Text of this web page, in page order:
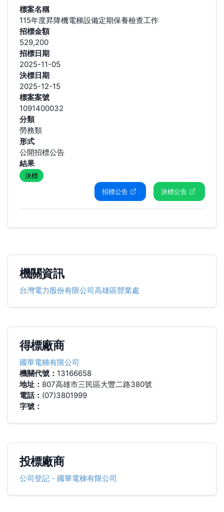
標案名稱
115年度昇降機電梯設備定期保養檢查工作
招標金額
529,200
招標日期
2025-11-05
決標日期
2025-12-15
標案案號
1091400032
分類
勞務類
形式
公開招標公告
結果
決標
招標公告
決標公告
機關資訊
台灣電力股份有限公司高雄區營業處
得標廠商
國華電梯有限公司
機關代號： 13166658
地址： 807高雄市三民區大豐二路380號
電話： (07)3801999
字號：
投標廠商
公司登記- 國華電梯有限公司